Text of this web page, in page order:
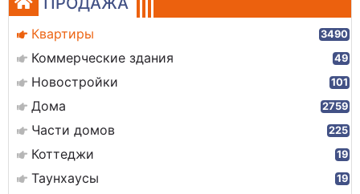
Квартиры 3490
Коммерческие здания 49
Новостройки 101
Дома 2759
Части домов 225
Коттеджи 19
Таунхаусы 19